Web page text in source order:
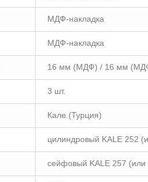
МДФ-накладка
МДФ-накладка
16 мм (МДФ) / 16 мм
3 шт.
Кале (Турция)
цилиндровый KALE 252
сейфовый KALE 257 (или